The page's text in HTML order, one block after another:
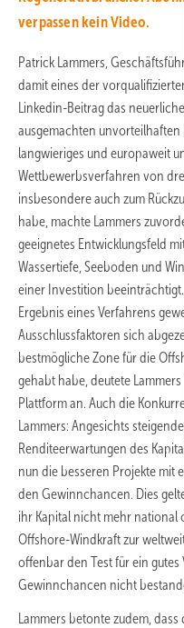
verpassen kein Video.
Patrick Lammers,
damit eines der
Linkedin-Beitrag das
ausgemachten unvorteilhaften
langwieriges und europaweit
Wettbewerbsverfahren von
insbesondere auch zum
habe, machte Lammers
geeignetes Entwicklungsfeld
Wassertiefe, Seeboden und
einer Investition beeinträchtigt.
Ergebnis eines Verfahrens
Ausschlussfaktoren sich
bestmögliche Zone für die
gehabt habe, deutete
Plattform an. Auch die
Lammers: Angesichts
Renditeerwartungen des
nun die besseren Projekte mit
den Gewinnchancen. Dies
ihr Kapital nicht mehr national
Offshore-Windkraft zur
offenbar den Test für ein gutes
Gewinnchancen nicht
Lammers betonte zudem, dass